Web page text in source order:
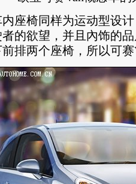
座椅同样为运动型设
的欲望，并且內饰的
排两个座椅，所以可